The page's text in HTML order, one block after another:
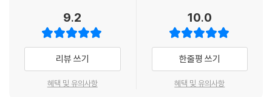
는 것보다, 마을 사람들 100명 가운데 54명이 자기 집에 산다고 말하는 게
훨씬 더 쉽고 명확하게 다가올 뿐 아니라 집이 없는 사람이 46명이라는 사
실까지 어렵지 않게 파악할 수 있다. 또한 46명은 왜 자기 집이 없는지, 마
을 사람 모두가 자기 집에서 살려면 어떤 노력을 해야 하는지도 더불어 생
각해 볼 수 있다.
9.2
리뷰 쓰기
혜택 및 유의사항
10.0
한줄평 쓰기
혜택 및 유의사항